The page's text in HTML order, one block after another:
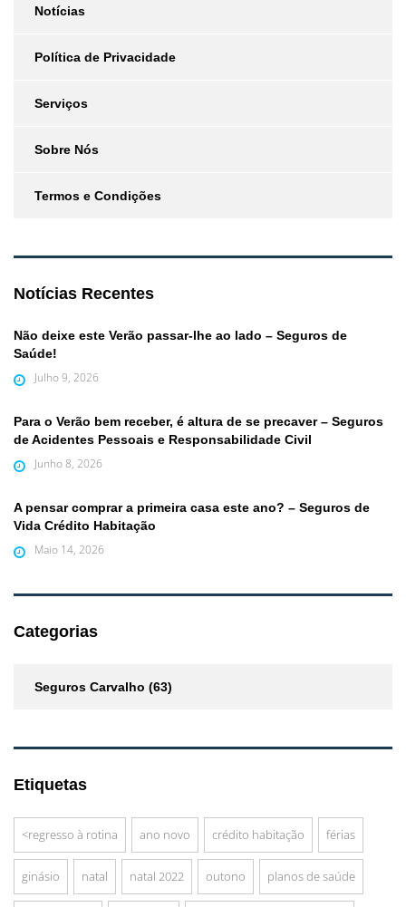
Notícias
Política de Privacidade
Serviços
Sobre Nós
Termos e Condições
Notícias Recentes
Não deixe este Verão passar-lhe ao lado – Seguros de
Saúde!
Julho 9, 2026
Para o Verão bem receber, é altura de se precaver – Seguros
de Acidentes Pessoais e Responsabilidade Civil
Junho 8, 2026
A pensar comprar a primeira casa este ano? – Seguros de
Vida Crédito Habitação
Maio 14, 2026
Categorias
Seguros Carvalho (63)
Etiquetas
<regresso à rotina ano novo crédito habitação férias
ginásio natal natal 2022 outono planos de saúde